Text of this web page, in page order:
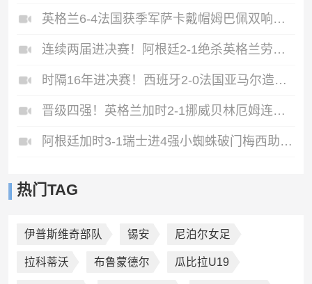
英格兰6-4法国获季军萨卡戴帽姆巴佩双响创纪录奥利塞2助+失良机
连续两届进决赛！阿根廷2-1绝杀英格兰劳塔罗恩佐破门梅西两助攻
时隔16年进决赛！西班牙2-0法国亚马尔造点奥亚萨瓦尔、波罗破门
晋级四强！英格兰加时2-1挪威贝林厄姆连场双响谢尔德鲁普破门
阿根廷加时3-1瑞士进4强小蜘蛛破门梅西助攻麦卡恩博洛假摔染红
热门TAG
伊普斯维奇部队 锡安 尼泊尔女足
拉科蒂沃 布鲁蒙德尔 瓜比拉U19